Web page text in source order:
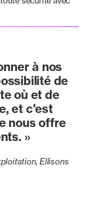
à nos
de
où et de
et c'est
nous offre
»
Ellisons